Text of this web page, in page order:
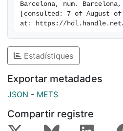
Barcelona, num.
[consulted: 7 of August
at: https://hdl.handle.net/
Estadístiques
Exportar metadades
JSON - METS
Compartir registre